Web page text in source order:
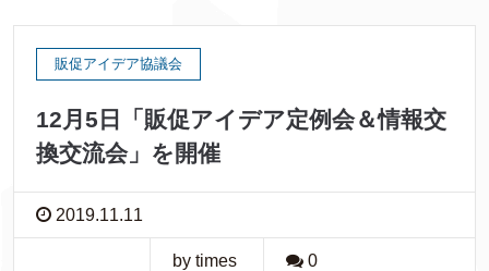
販促アイデア協議会
12月5日「販促アイデア定例会＆情報交
換交流会」を開催
2019.11.11
by times 0